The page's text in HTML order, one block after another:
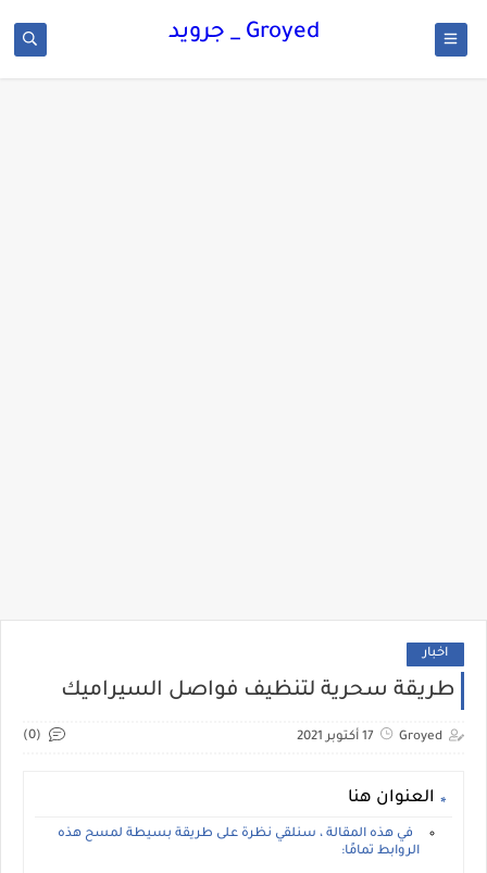
Groyed _ جرويد
اخبار
طريقة سحرية لتنظيف فواصل السيراميك
Groyed 17 أكتوبر 2021 (0)
العنوان هنا
في هذه المقالة ، سنلقي نظرة على طريقة بسيطة لمسح هذه
الروابط تمامًا: